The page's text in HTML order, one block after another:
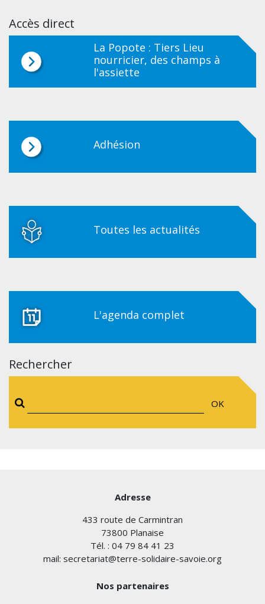
Accès direct
La Popote : Tiers Lieu
nourricier, des champs à
l'assiette
Adhésion
Toutes les actualités
L'agenda complet
Rechercher
OK
Adresse
433 route de Carmintran
73800 Planaise
Tél. : 04 79 84 41 23
mail: secretariat@terre-solidaire-savoie.org
Nos partenaires